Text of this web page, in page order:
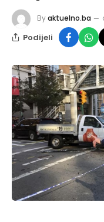
Byaktuelno.ba
Podijeli